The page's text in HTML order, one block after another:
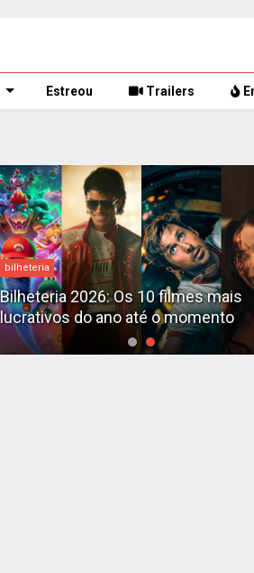
Estreou Trailers
bilheteria
Bilheteria 2026: Os 10 filmes mais
lucrativos do ano até o momento